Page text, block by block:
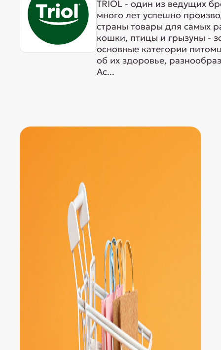
TRIOL - один из ведущих
много лет успешно
страны товары для самых
кошки, птицы и грызуны -
основные категории
об их здоровье,
Ас...